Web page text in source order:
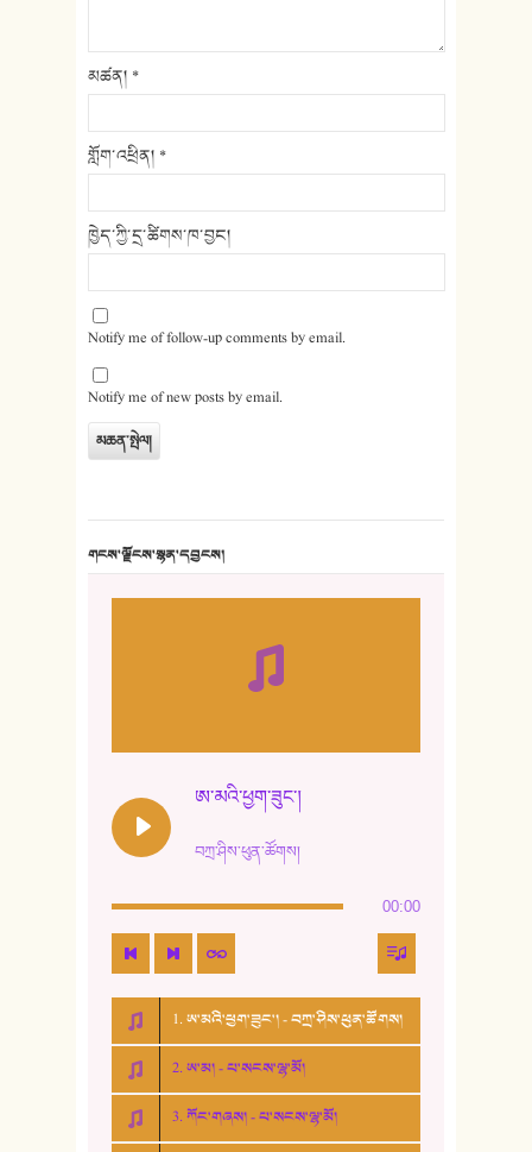
མཚན། *
གློག་འཕྲིན། *
ཁྱེད་ཀྱི་དྲ་ཚིགས་ཁ་བྱང།
Notify me of follow-up comments by email.
Notify me of new posts by email.
གངས་ལྗོངས་སྙན་དབྱངས།
ཨ་མའི་ཕྱག་ཟུང་།
བཀྲ་ཤིས་ཕུན་ཚོགས།
00:00
1. ཨ་མའི་ཕྱག་ཟུང་། - བཀྲ་ཤིས་ཕུན་ཚོགས།
2. ཨ་མ། - པ་སངས་ལྷ་མོ།
3. ཀོང་གཞས། - པ་སངས་ལྷ་མོ།